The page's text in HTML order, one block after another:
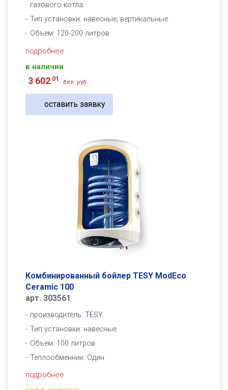
газового котла
Тип установки: навесные, вертикальные
Объем: 120-200 литров
подробнее
в наличии
3 602 01 бел. руб.
оставить заявку
Комбинированный бойлер TESY ModEco
Ceramic 100
арт. 303561
производитель: TESY
Тип установки: навесные
Объем: 100 литров
Теплообменник: Один
подробнее